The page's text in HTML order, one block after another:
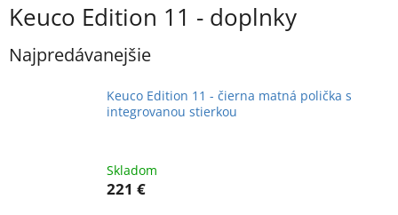
Keuco Edition 11 - doplnky
Najpredávanejšie
Keuco Edition 11 - čierna matná polička s
integrovanou stierkou
Skladom
221 €